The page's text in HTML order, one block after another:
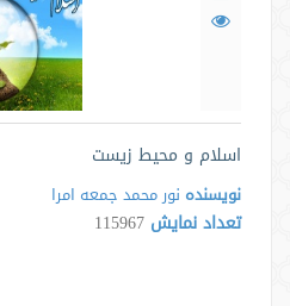
اسلام و محیط زیست
نویسنده نور محمد جمعه امرا
تعداد نمایش 115967